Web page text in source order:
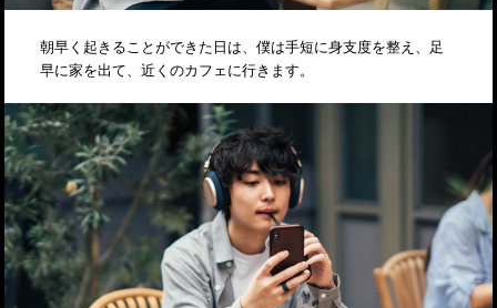
朝早く起きることができた日は、僕は手短に身支度を整え、足
早に家を出て、近くのカフェに行きます。